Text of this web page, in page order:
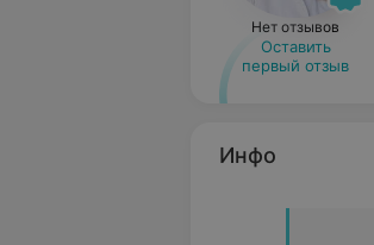
Нет отзывов
Оставить
первый отзыв
Инфо